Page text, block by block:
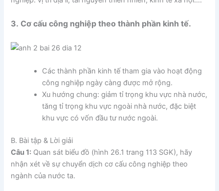
3. Cơ cấu công nghiệp theo thành phần kinh tế.
Các thành phần kinh tế tham gia vào hoạt động
công nghiệp ngày càng được mở rộng.
Xu hướng chung: giảm tỉ trọng khu vực nhà nước,
tăng tỉ trọng khu vực ngoài nhà nước, đặc biệt
khu vực có vốn đầu tư nước ngoài.
B. Bài tập & Lời giải
Câu 1: Quan sát biểu đồ (hình 26.1 trang 113 SGK), hãy
nhận xét về sự chuyển dịch cơ cấu công nghiệp theo
ngành của nước ta.